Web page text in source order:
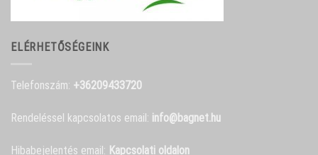
ELÉRHETŐSÉGEINK
Telefonszám: +36209433720
Rendeléssel kapcsolatos email: info@bagnet.hu
Hibabejelentés email: Kapcsolati oldalon